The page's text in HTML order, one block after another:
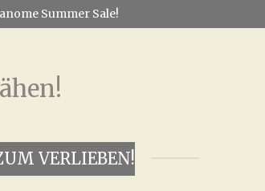
Summer Sale!
VERLIEBEN!